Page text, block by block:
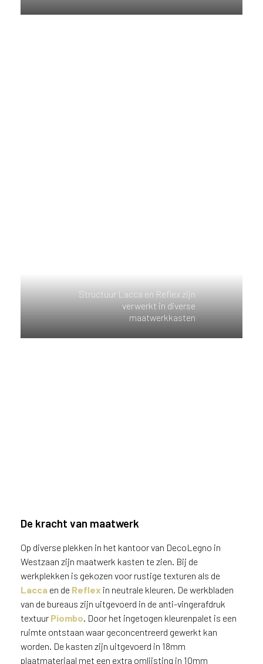
Structuur Lacca en Reflex zijn
verwerkt in diverse
maatwerkkasten
De kracht van maatwerk
Op diverse plekken in het kantoor van DecoLegno in
Westzaan zijn maatwerk kasten te zien. Bij de
werkplekken is gekozen voor rustige texturen als de
Lacca en de Reflex in neutrale kleuren. De werkbladen
van de bureaus zijn uitgevoerd in de anti-vingerafdruk
textuur Piombo. Door het ingetogen kleurenpalet is een
ruimte ontstaan waar geconcentreerd gewerkt kan
worden. De kasten zijn uitgevoerd in 18mm
plaatmateriaal met een extra omlijsting in 10mm